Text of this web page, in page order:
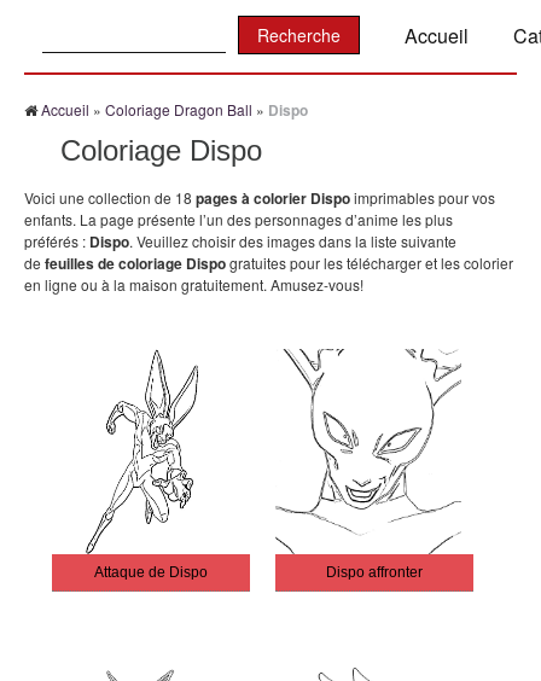
Accueil
Accueil » Coloriage Dragon Ball » Dispo
Coloriage Dispo
Voici une collection de 18 pages à colorier Dispoimprimables pour vos
enfants. La page présente l’un des personnages d’anime les plus
préférés : Dispo. Veuillez choisir des images dans la liste suivante
de feuilles de coloriage Dispogratuites pour les télécharger et les colorier
en ligne ou à la maison gratuitement. Amusez-vous!
Attaque de Dispo Dispo affronter